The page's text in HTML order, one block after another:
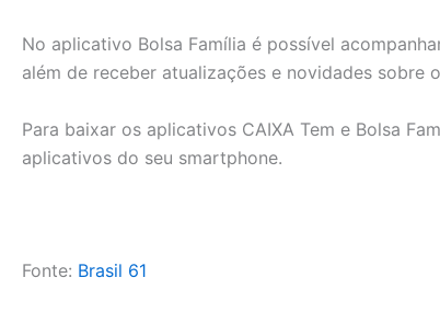
No aplicativo Bolsa Família é possível
além de receber atualizações e novidades sobre
Para baixar os aplicativos CAIXA Tem e Bolsa
aplicativos do seu smartphone.
Fonte: Brasil 61